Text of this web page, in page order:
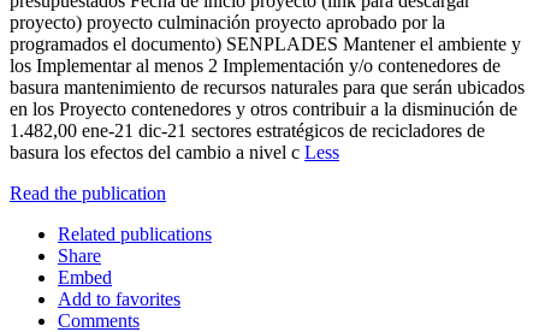
proyecto) proyecto culminación proyecto aprobado por la
programados el documento) SENPLADES Mantener el ambiente y
los Implementar al menos 2 Implementación y/o contenedores de
basura mantenimiento de recursos naturales para que serán ubicados
en los Proyecto contenedores y otros contribuir a la disminución de
1.482,00 ene-21 dic-21 sectores estratégicos de recicladores de
basura los efectos del cambio a nivel c Less
Read the publication
Related publications
Share
Embed
Add to favorites
Comments